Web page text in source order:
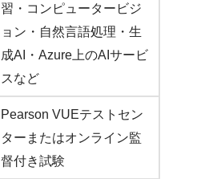
習・コンピュータービジ
ョン・自然言語処理・生
成AI・Azure上のAIサービ
スなど
Pearson VUEテストセン
ターまたはオンライン監
督付き試験